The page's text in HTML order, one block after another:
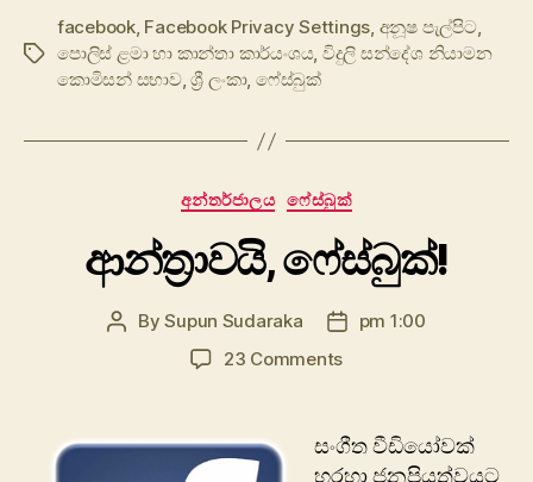
Tags
facebook, Facebook Privacy Settings, අනූෂ පැල්පිට,
‍පොලිස් ළමා හා කාන්තා කාර්යංශය, විදුලි සන්දේශ නියාමන
කොමිසන් සභාව,ශ්‍රී ලංකා, ෆේස්බුක්
Categories
අන්තර්ජාලය ෆේස්බුක්
ආන්ත්‍රාවයි, ෆේස්බුක්!
PostBySupun Sudaraka
Postpm 1:00
23 Commentson
සංගීත වීඩියෝවක්
හරහා ජනප්‍රියත්වයට